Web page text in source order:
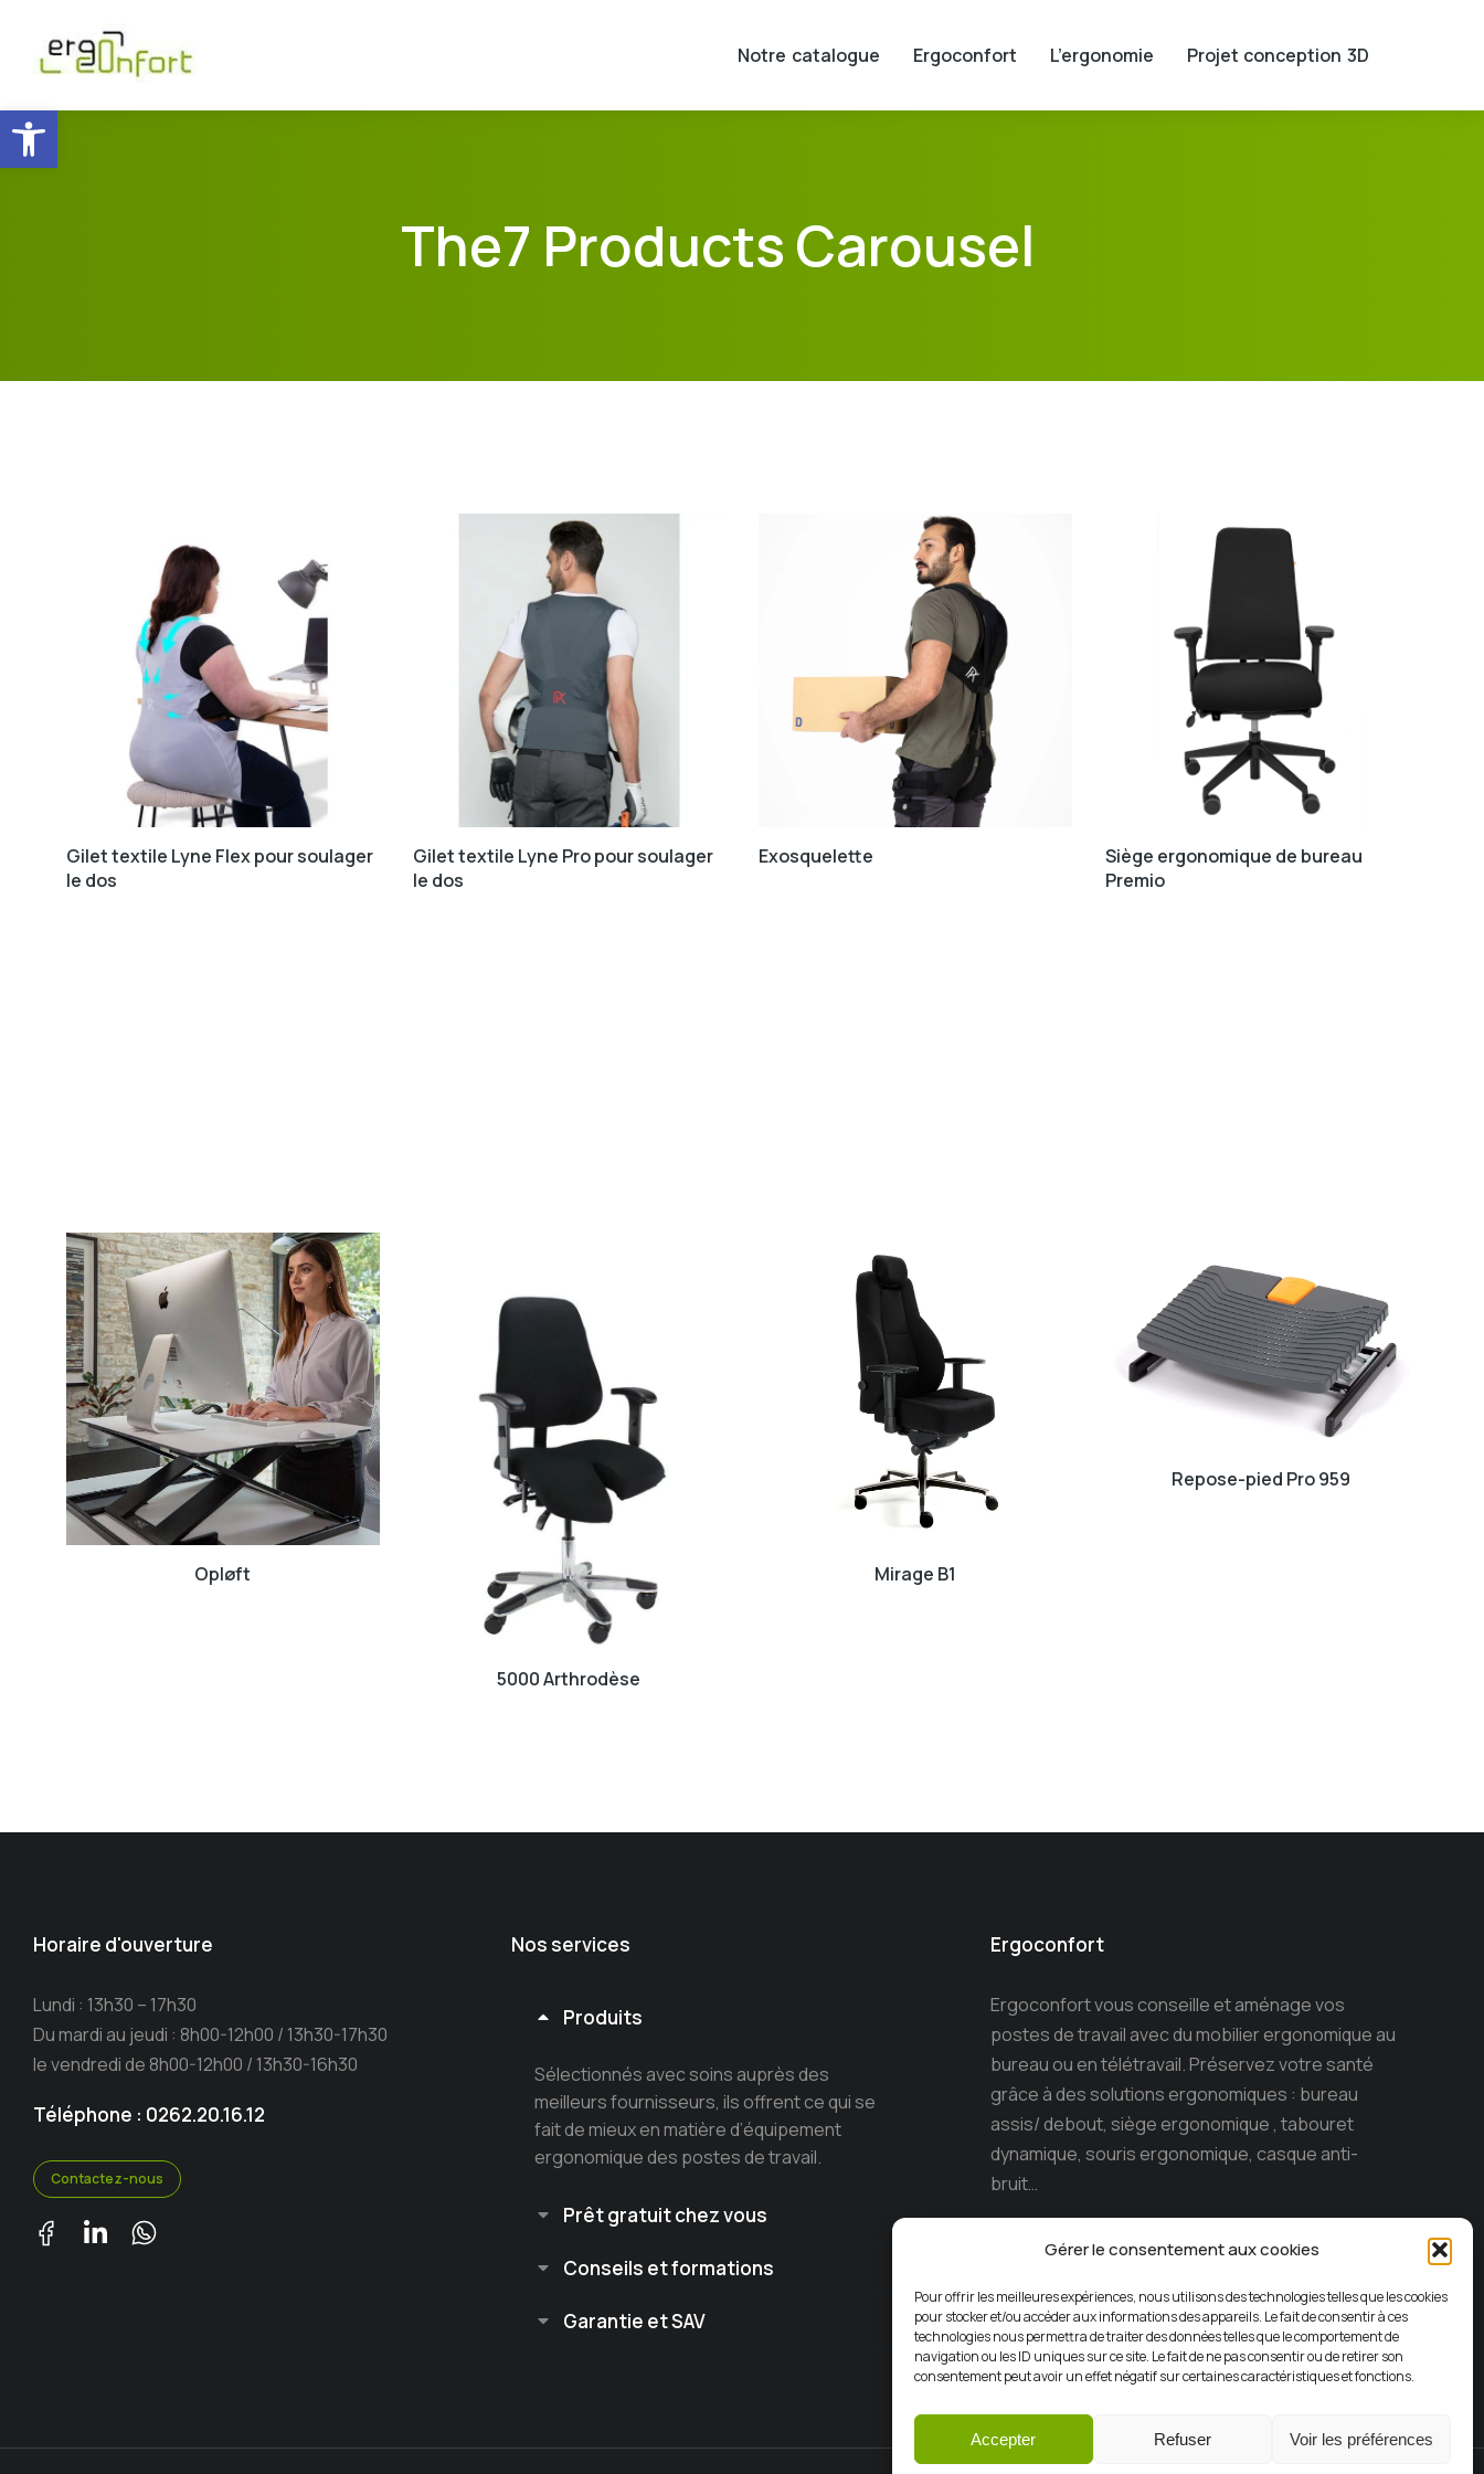
Ouvrir la barre d’outils
Gérer le consentement aux cookies
Pour offrir les meilleures expériences, nous utilisons des technologies telles que les cookies
pour stocker et/ou accéder aux informations des appareils. Le fait de consentir à ces
technologies nous permettra de traiter des données telles que le comportement de
navigation ou les ID uniques sur ce site. Le fait de ne pas consentir ou de retirer son
consentement peut avoir un effet négatif sur certaines caractéristiques et fonctions.
Accepter Refuser Voir les préférences
Notre catalogue Ergoconfort L’ergonomie Projet conception 3D
The7 Products Carousel
Gilet textile Lyne Flex pour soulager
le dos
Gilet textile Lyne Pro pour soulager
le dos
Exosquelette
Siège ergonomique de bureau
Premio
Opløft
5000 Arthrodèse
Mirage B1
Repose-pied Pro 959
Horaire d'ouverture
Lundi : 13h30 – 17h30
Du mardi au jeudi : 8h00-12h00 / 13h30-17h30
le vendredi de 8h00-12h00 / 13h30-16h30
Téléphone : 0262.20.16.12
Contactez-nous
Nos services
Produits
Sélectionnés avec soins auprès des
meilleurs fournisseurs, ils offrent ce qui se
fait de mieux en matière d’équipement
ergonomique des postes de travail.
Prêt gratuit chez vous
Conseils et formations
Garantie et SAV
Ergoconfort
Ergoconfort vous conseille et aménage vos
postes de travail avec du mobilier ergonomique au
bureau ou en télétravail. Préservez votre santé
grâce à des solutions ergonomiques : bureau
assis/ debout, siège ergonomique , tabouret
dynamique, souris ergonomique, casque anti-
bruit…
ergonomique sur l’ile de la Réunion depuis 15 ans.